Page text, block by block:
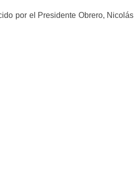
por el Presidente Obrero, Nicolás